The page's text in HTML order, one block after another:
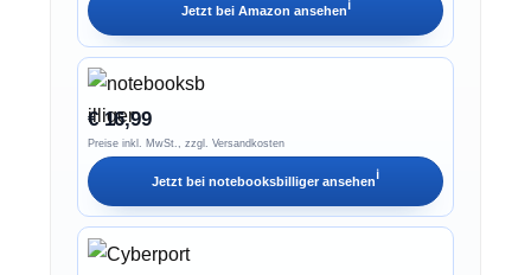
Jetzt bei Amazon ansehenℹ︎
€ 16,99
Preise inkl. MwSt., zzgl. Versandkosten
Jetzt bei notebooksbilligeransehenℹ︎